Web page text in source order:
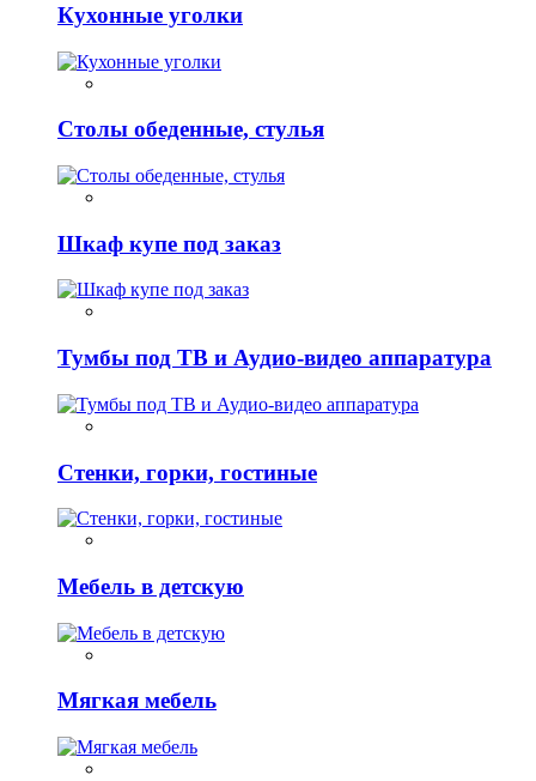
Кухонные уголки
Столы обеденные, стулья
Шкаф купе под заказ
Тумбы под ТВ и Аудио-видео аппаратура
Стенки, горки, гостиные
Мебель в детскую
Мягкая мебель